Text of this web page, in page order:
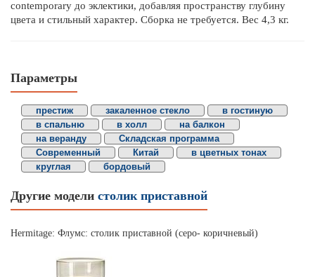
contemporary до эклектики, добавляя пространству глубину
цвета и стильный характер. Сборка не требуется. Вес 4,3 кг.
Параметры
престиж закаленное стекло
в гостиную
в спальню
в холл
на балкон
на веранду
Складская программа
Современный
Китай
в цветных тонах
круглая
бордовый
Другие модели столик приставной
Hermitage: Флумс: столик приставной (серо- коричневый)